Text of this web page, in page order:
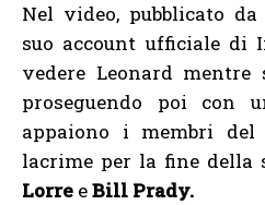
Nel video, pubblicato
suo account ufficiale di
vedere Leonard mentre
proseguendo poi con
appaiono i membri
lacrime per la fine della
Lorre eBill Prady.